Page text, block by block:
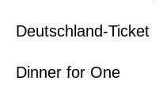
Deutschland-Ticket
Dinner for One